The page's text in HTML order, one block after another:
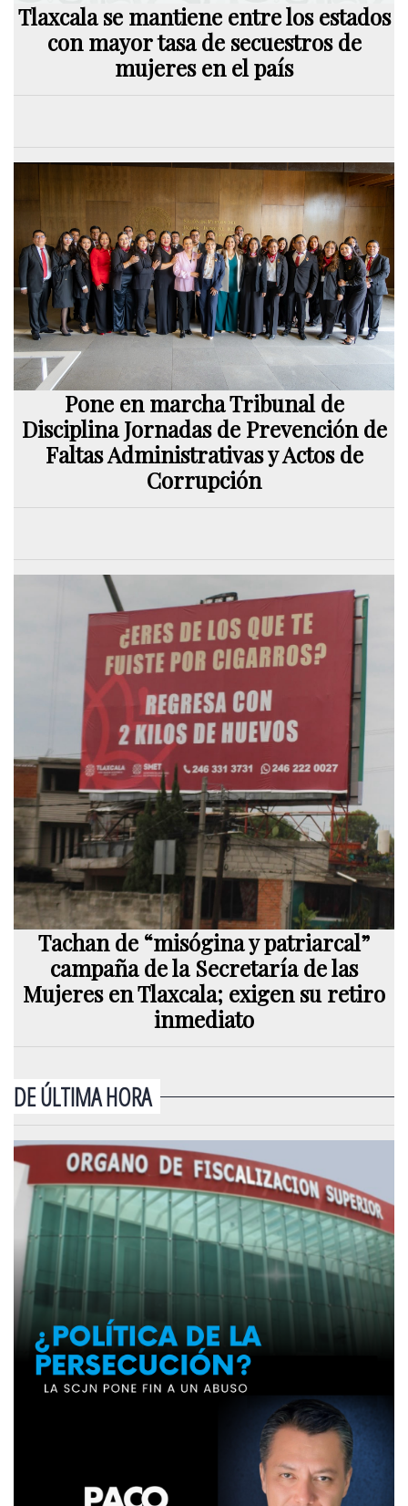
Tlaxcala se mantiene entre los estados
con mayor tasa de secuestros de
mujeres en el país
Pone en marcha Tribunal de
Disciplina Jornadas de Prevención de
Faltas Administrativas y Actos de
Corrupción
Tachan de “misógina y patriarcal”
campaña de la Secretaría de las
Mujeres en Tlaxcala; exigen su retiro
inmediato
DE ÚLTIMA HORA